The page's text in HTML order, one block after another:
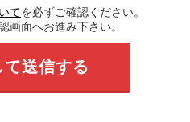
てを必ずご確認ください。
画面へお進み下さい。
て送信する